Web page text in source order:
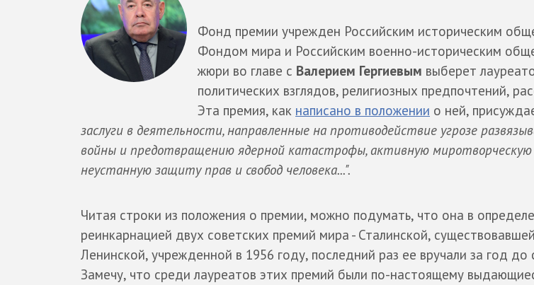
Фонд премии учрежден Российским историческим
Фондом мира и Российским военно-историческим
жюри во главе с Валерием Гергиевым выберет
политических взглядов, религиозных предпочтений,
Эта премия, как написано в положении о ней,
заслуги в деятельности, направленные на противодействие угрозе
войны и предотвращению ядерной катастрофы, активную миротворческую
неустанную защиту прав и свобод человека...".
Читая строки из положения о премии, можно подумать, что она в
реинкарнацией двух советских премий мира - Сталинской,
Ленинской, учрежденной в 1956 году, последний раз ее вручали за год
Замечу, что среди лауреатов этих премий были по-настоящему